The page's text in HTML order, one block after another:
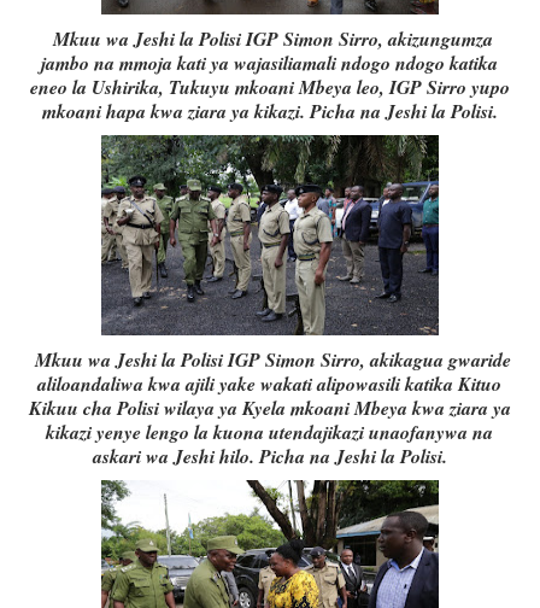
Mkuu wa Jeshi la Polisi IGP Simon Sirro, akizungumza
jambo na mmoja kati ya wajasiliamali ndogo ndogo katika
eneo la Ushirika, Tukuyu mkoani Mbeya leo, IGP Sirro yupo
mkoani hapa kwa ziara ya kikazi. Picha na Jeshi la Polisi.
Mkuu wa Jeshi la Polisi IGP Simon Sirro, akikagua gwaride
aliloandaliwa kwa ajili yake wakati alipowasili katika Kituo
Kikuu cha Polisi wilaya ya Kyela mkoani Mbeya kwa ziara ya
kikazi yenye lengo la kuona utendajikazi unaofanywa na
askari wa Jeshi hilo. Picha na Jeshi la Polisi.